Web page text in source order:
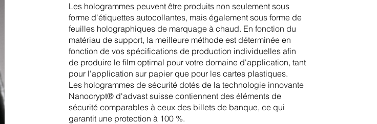
Les hologrammes peuvent être produits non seulement sous
forme d'étiquettes autocollantes, mais également sous forme de
feuilles holographiques de marquage à chaud. En fonction du
matériau de support, la meilleure méthode est déterminée en
fonction de vos spécifications de production individuelles afin
de produire le film optimal pour votre domaine d'application, tant
pour l'application sur papier que pour les cartes plastiques.
Les hologrammes de sécurité dotés de la technologie innovante
Nanocrypt® d'advast suisse contiennent des éléments de
sécurité comparables à ceux des billets de banque, ce qui
garantit une protection à 100 %.